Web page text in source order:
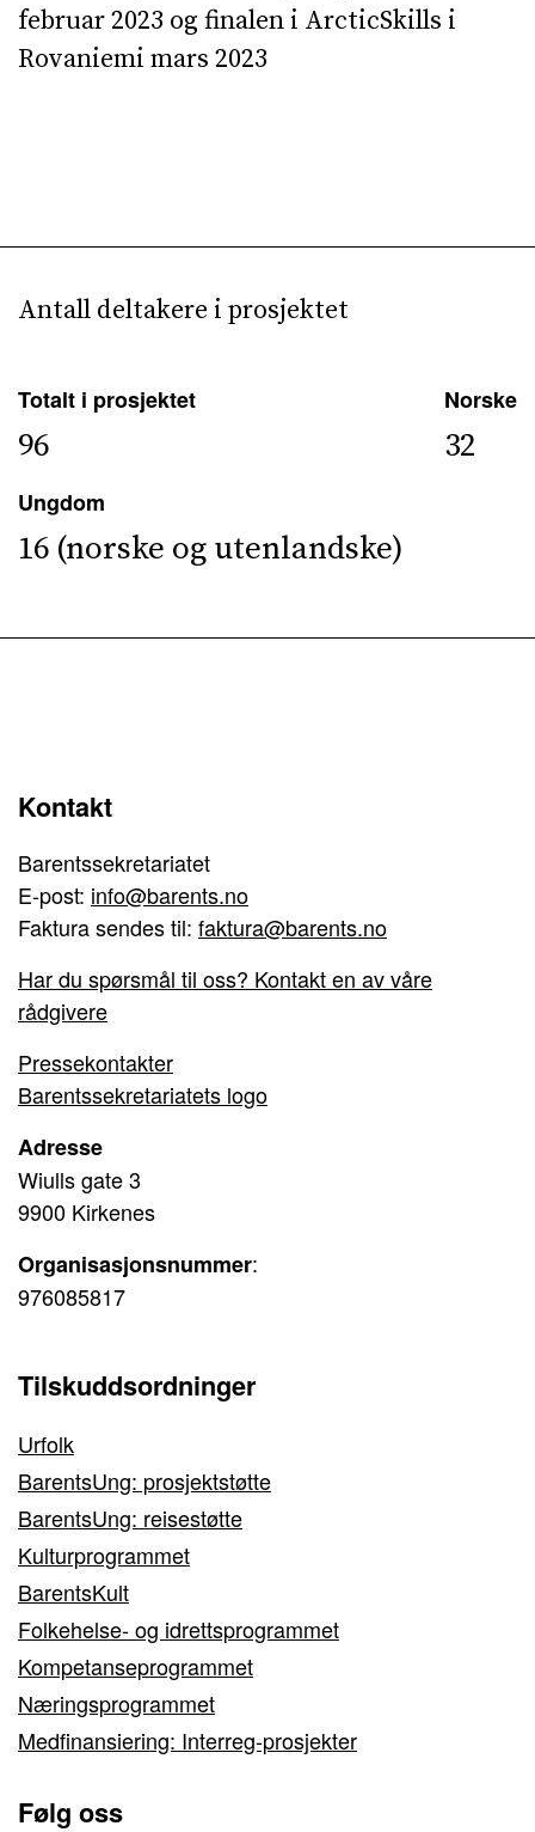
februar 2023 og finalen i ArcticSkills i
Rovaniemi mars 2023
Antall deltakere i prosjektet
Totalt i prosjektet
96
Norske
32
Ungdom
16 (norske og utenlandske)
Kontakt
Barentssekretariatet
E-post: info@barents.no
Faktura sendes til: faktura@barents.no
Har du spørsmål til oss? Kontakt en av våre
rådgivere
Pressekontakter
Barentssekretariatets logo
Adresse
Wiulls gate 3
9900 Kirkenes
Organisasjonsnummer:
976085817
Tilskuddsordninger
Urfolk
BarentsUng: prosjektstøtte
BarentsUng: reisestøtte
Kulturprogrammet
BarentsKult
Folkehelse- og idrettsprogrammet
Kompetanseprogrammet
Næringsprogrammet
Medfinansiering: Interreg-prosjekter
Følg oss